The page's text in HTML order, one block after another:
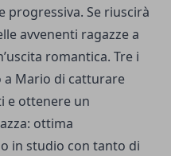
progressiva. Se riuscirà
avvenenti ragazze a
romantica. Tre i
a Mario di catturare
e ottenere un
ottima
in studio con tanto di